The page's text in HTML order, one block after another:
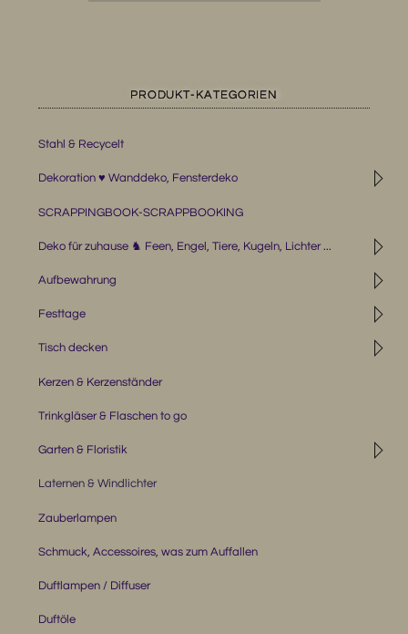
PRODUKT-KATEGORIEN
Stahl & Recycelt
◹
Dekoration ♥ Wanddeko, Fensterdeko
SCRAPPINGBOOK-SCRAPPBOOKING
◹
Deko für zuhause ♞ Feen, Engel, Tiere, Kugeln, Lichter ...
◹
Aufbewahrung
◹
Festtage
◹
Tisch decken
Kerzen & Kerzenständer
Trinkgläser & Flaschen to go
◹
Garten & Floristik
Laternen & Windlichter
Zauberlampen
Schmuck, Accessoires, was zum Auffallen
Duftlampen / Diffuser
Duftöle